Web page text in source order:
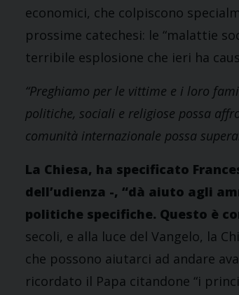
economici, che colpiscono
prossime catechesi: le “malattie
terribile esplosione che ieri ha
“Preghiamo per le vittime e i loro
politiche, sociali e religiose possa
comunità internazionale possa
La Chiesa, ha specificato
dell’udienza -, “dà aiuto agli
politiche specifiche. Questo è
secoli, e alla luce del Vangelo, la
che possono aiutarci ad andare
ricordato il Papa citandone “i